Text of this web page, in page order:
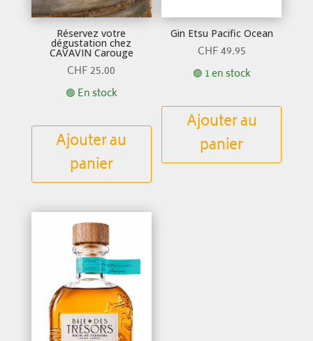
Réservez votre
dégustation chez
CAVAVIN Carouge
CHF25.00
🟢 En stock
Ajouter au
panier
Gin Etsu Pacific Ocean
CHF49.95
🟢 1 en stock
Ajouter au
panier